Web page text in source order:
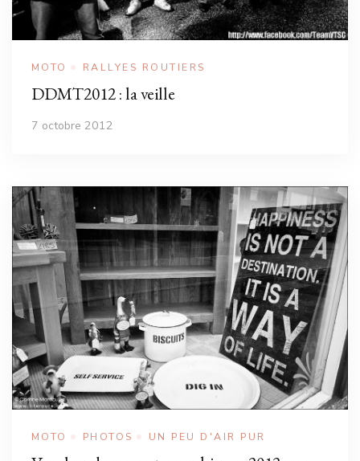
MOTO RALLYES ROUTIERS
DDMT2012 : la veille
7 octobre 2012
MOTO PHOTOS UN PEU D'AIR PUR